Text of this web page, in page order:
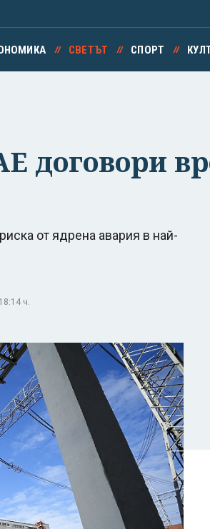
СВЕТЪТ СПОРТ
договори
от ядрена авария в най-
ч.